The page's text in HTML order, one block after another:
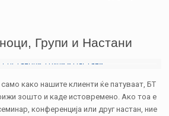
Групи и Настани
како нашите клиенти ќе патуваат, БТ
зошто и каде истовремено. Ако тоа е
конференција или друг настан, ние